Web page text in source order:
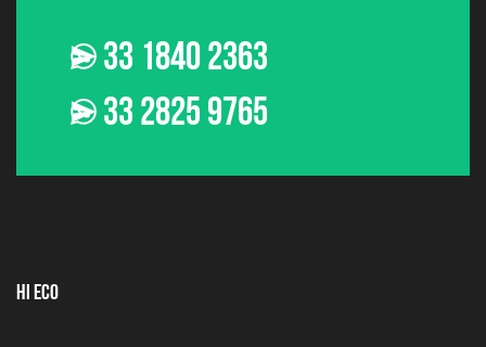
33 1840 2363
33 2825 9765
HI ECO